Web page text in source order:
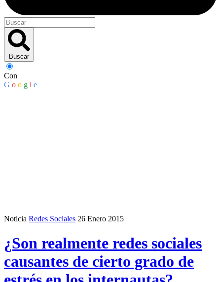
Buscar
Con
G o o g l e
Noticia Redes Sociales 26 Enero 2015
¿Son realmente redes sociales
causantes de cierto grado de